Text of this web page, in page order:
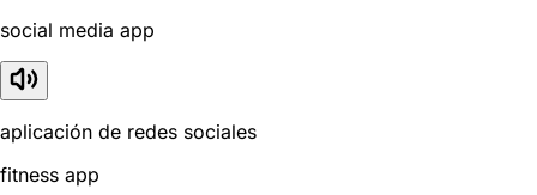
social media app
aplicación de redes sociales
fitness app